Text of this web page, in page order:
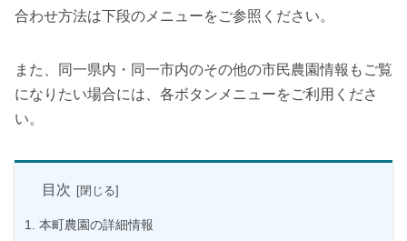
合わせ方法は下段のメニューをご参照ください。
また、同一県内・同一市内のその他の市民農園情報もご覧
になりたい場合には、各ボタンメニューをご利用くださ
い。
目次
本町農園の詳細情報